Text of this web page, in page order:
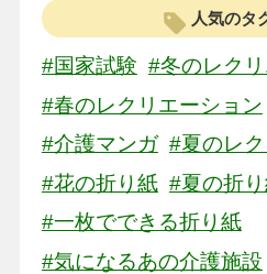
人気のタ
#国家試験 #冬のレク
#春のレクリエーション
#介護マンガ #夏のレ
#花の折り紙 #夏の折
#一枚でできる折り紙
#気になるあの介護施設